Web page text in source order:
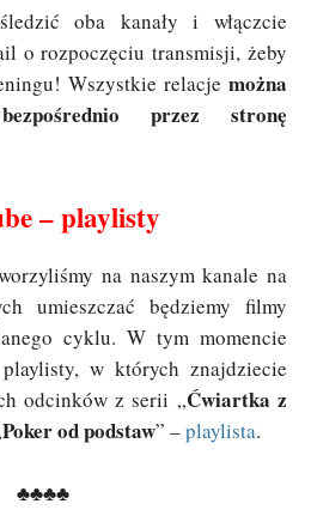
oba kanały i włączcie
o rozpoczęciu transmisji, żeby
Wszystkie relacje można
przez stronę
– playlisty
na naszym kanale na
umieszczać będziemy filmy
cyklu. W tym momencie
w których znajdziecie
odcinków z serii „Ćwiartka z
Poker od podstaw” –playlista.
♣♣♣♣